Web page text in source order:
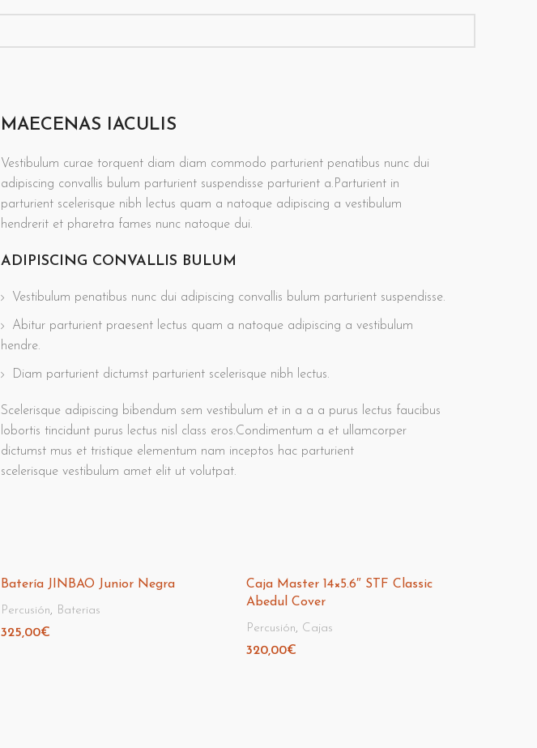
MAECENAS IACULIS
Vestibulum curae torquent diam diam commodo parturient penatibus nunc dui
adipiscing convallis bulum parturient suspendisse parturient a.Parturient in
parturient scelerisque nibh lectus quam a natoque adipiscing a vestibulum
hendrerit et pharetra fames nunc natoque dui.
ADIPISCING CONVALLIS BULUM
Vestibulum penatibus nunc dui adipiscing convallis bulum parturient suspendisse.
Abitur parturient praesent lectus quam a natoque adipiscing a vestibulum
hendre.
Diam parturient dictumst parturient scelerisque nibh lectus.
Scelerisque adipiscing bibendum sem vestibulum et in a a a purus lectus faucibus
lobortis tincidunt purus lectus nisl class eros.Condimentum a et ullamcorper
dictumst mus et tristique elementum nam inceptos hac parturient
scelerisque vestibulum amet elit ut volutpat.
Batería JINBAO Junior Negra
Percusión, Baterias
325,00€
Caja Master 14×5.6″ STF Classic
Abedul Cover
Percusión, Cajas
320,00€